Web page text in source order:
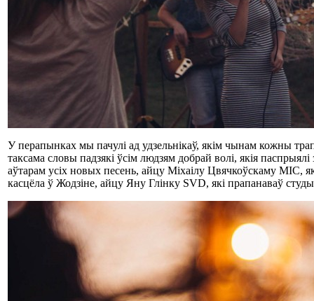
У перапынках мы пачулі ад удзельнікаў, якім чынам кожны
таксама словы падзякі ўсім людзям добрай волі, якія
аўтарам усіх новых песень, айцу Міхаілу Цвячкоўскаму МІС,
касцёла ў Жодзіне, айцу Яну Глінку SVD, які прапанаваў